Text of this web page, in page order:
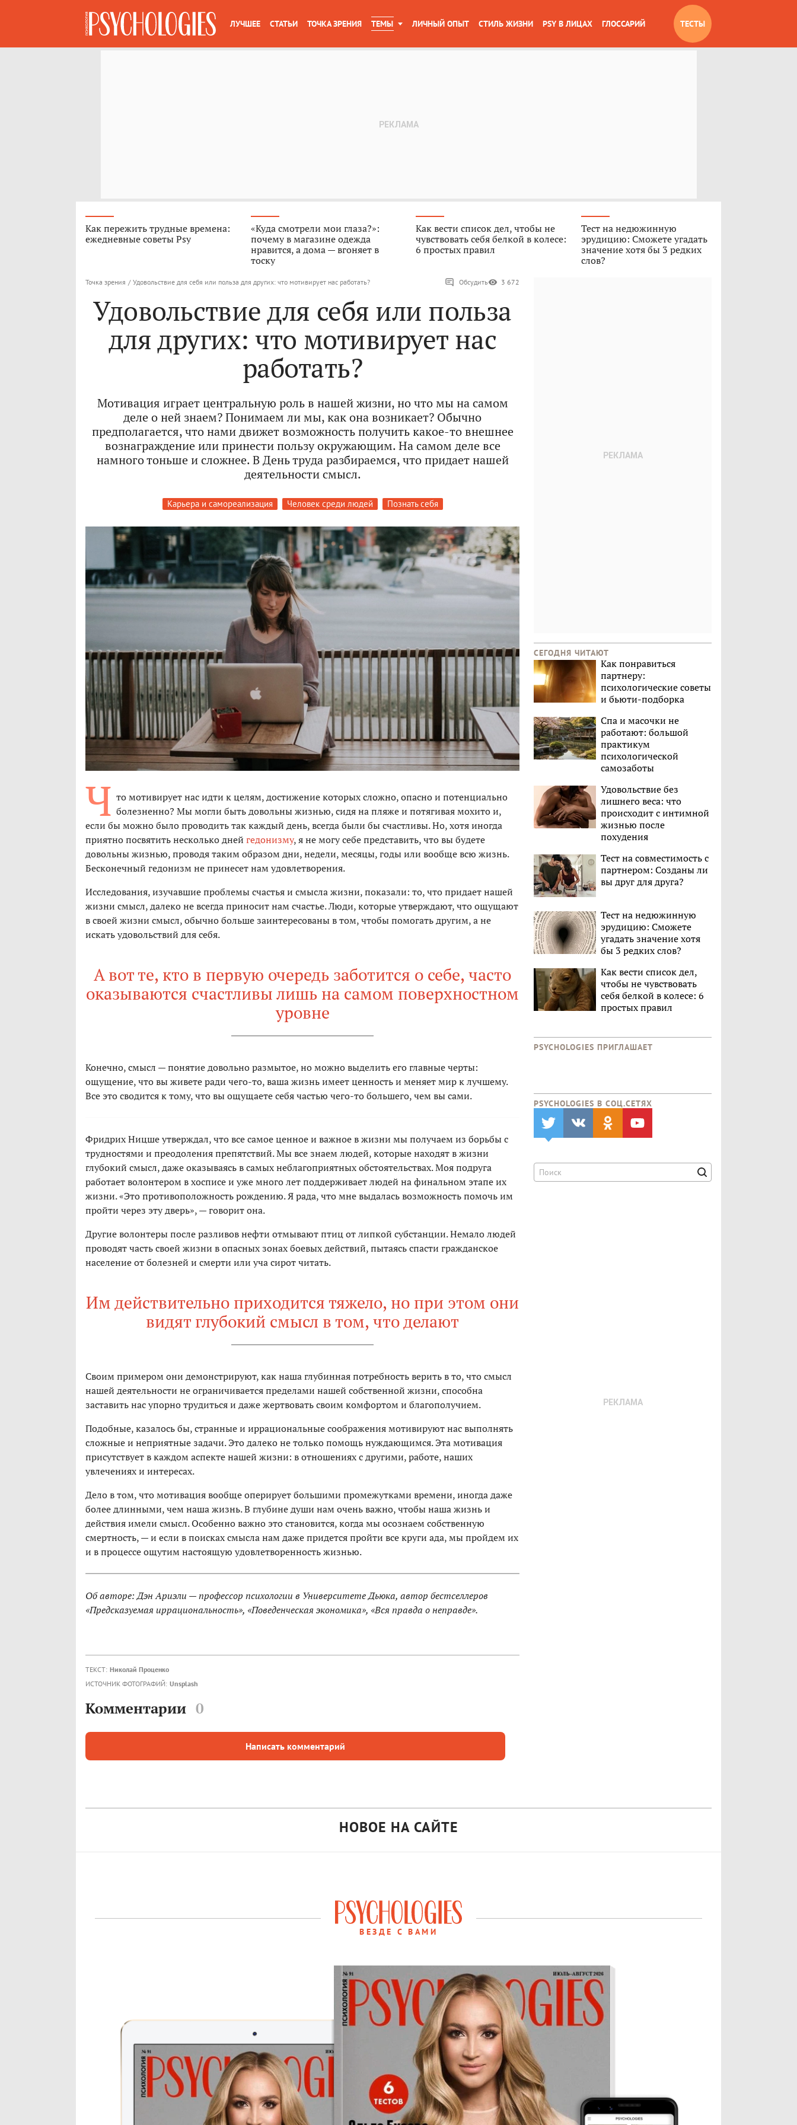
ЛУЧШЕЕ СТАТЬИ ТОЧКА ЗРЕНИЯ ТЕМЫ ЛИЧНЫЙ ОПЫТ СТИЛЬ ЖИЗНИ PSY В ЛИЦАХ ГЛОССАРИЙ ТЕСТЫ
Как пережить трудные времена:
ежедневные советы Psy
«Куда смотрели мои глаза?»:
почему в магазине одежда
нравится, а дома — вгоняет в
тоску
Как вести список дел, чтобы не
чувствовать себя белкой в колесе:
6 простых правил
Тест на недюжинную
эрудицию: Сможете угадать
значение хотя бы 3 редких
слов?
Точка зрения / Удовольствие для себя или польза для других: что мотивирует нас работать? Обсудить 3 672
Удовольствие для себя или польза
для других: что мотивирует нас
работать?
Мотивация играет центральную роль в нашей жизни, но что мы на самом
деле о ней знаем? Понимаем ли мы, как она возникает? Обычно
предполагается, что нами движет возможность получить какое-то внешнее
вознаграждение или принести пользу окружающим. На самом деле все
намного тоньше и сложнее. В День труда разбираемся, что придает нашей
деятельности смысл.
Карьера и самореализация Человек среди людей Познать себя
Ч то мотивирует нас идти к целям, достижение которых сложно, опасно и потенциально
болезненно? Мы могли быть довольны жизнью, сидя на пляже и потягивая мохито и,
если бы можно было проводить так каждый день, всегда были бы счастливы. Но, хотя иногда
приятно посвятить несколько дней гедонизму, я не могу себе представить, что вы будете
довольны жизнью, проводя таким образом дни, недели, месяцы, годы или вообще всю жизнь.
Бесконечный гедонизм не принесет нам удовлетворения.
Исследования, изучавшие проблемы счастья и смысла жизни, показали: то, что придает нашей
жизни смысл, далеко не всегда приносит нам счастье. Люди, которые утверждают, что ощущают
в своей жизни смысл, обычно больше заинтересованы в том, чтобы помогать другим, а не
искать удовольствий для себя.
А вот те, кто в первую очередь заботится о себе, часто
оказываются счастливы лишь на самом поверхностном
уровне
Конечно, смысл — понятие довольно размытое, но можно выделить его главные черты:
ощущение, что вы живете ради чего-то, ваша жизнь имеет ценность и меняет мир к лучшему.
Все это сводится к тому, что вы ощущаете себя частью чего-то большего, чем вы сами.
Фридрих Ницше утверждал, что все самое ценное и важное в жизни мы получаем из борьбы с
трудностями и преодоления препятствий. Мы все знаем людей, которые находят в жизни
глубокий смысл, даже оказываясь в самых неблагоприятных обстоятельствах. Моя подруга
работает волонтером в хосписе и уже много лет поддерживает людей на финальном этапе их
жизни. «Это противоположность рождению. Я рада, что мне выдалась возможность помочь им
пройти через эту дверь», — говорит она.
Другие волонтеры после разливов нефти отмывают птиц от липкой субстанции. Немало людей
проводят часть своей жизни в опасных зонах боевых действий, пытаясь спасти гражданское
население от болезней и смерти или уча сирот читать.
Им действительно приходится тяжело, но при этом они
видят глубокий смысл в том, что делают
Своим примером они демонстрируют, как наша глубинная потребность верить в то, что смысл
нашей деятельности не ограничивается пределами нашей собственной жизни, способна
заставить нас упорно трудиться и даже жертвовать своим комфортом и благополучием.
Подобные, казалось бы, странные и иррациональные соображения мотивируют нас выполнять
сложные и неприятные задачи. Это далеко не только помощь нуждающимся. Эта мотивация
присутствует в каждом аспекте нашей жизни: в отношениях с другими, работе, наших
увлечениях и интересах.
Дело в том, что мотивация вообще оперирует большими промежутками времени, иногда даже
более длинными, чем наша жизнь. В глубине души нам очень важно, чтобы наша жизнь и
действия имели смысл. Особенно важно это становится, когда мы осознаем собственную
смертность, — и если в поисках смысла нам даже придется пройти все круги ада, мы пройдем их
и в процессе ощутим настоящую удовлетворенность жизнью.
Об авторе: Дэн Ариэли — профессор психологии в Университете Дьюка, автор бестселлеров
«Предсказуемая иррациональность», «Поведенческая экономика», «Вся правда о неправде».
ТЕКСТ: Николай Проценко
ИСТОЧНИК ФОТОГРАФИЙ: Unsplash
Комментарии 0
Написать комментарий
СЕГОДНЯ ЧИТАЮТ
Как понравиться
партнеру:
психологические советы
и бьюти-подборка
Спа и масочки не
работают: большой
практикум
психологической
самозаботы
Удовольствие без
лишнего веса: что
происходит с интимной
жизнью после
похудения
Тест на совместимость с
партнером: Созданы ли
вы друг для друга?
Тест на недюжинную
эрудицию: Сможете
угадать значение хотя
бы 3 редких слов?
Как вести список дел,
чтобы не чувствовать
себя белкой в колесе: 6
простых правил
PSYCHOLOGIES ПРИГЛАШАЕТ
PSYCHOLOGIES В CОЦ.СЕТЯХ
НОВОЕ НА САЙТЕ
ВЕЗДЕ С ВАМИ